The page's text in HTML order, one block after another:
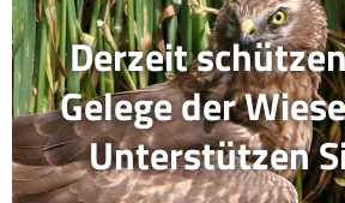
Derzeit
Gelege der
Unterstützen